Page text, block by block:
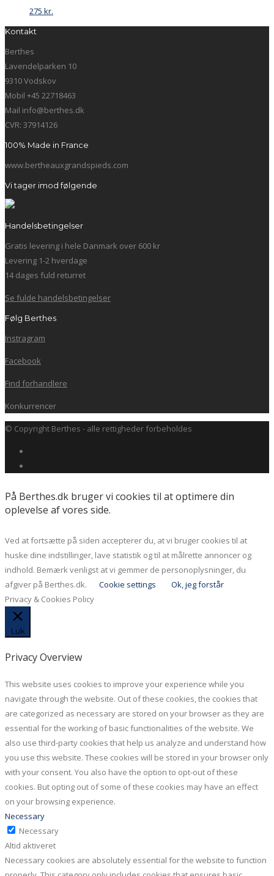
275 kr.
Kontakt
Berthes
Lavendelparken 10
9310 Vodskov
Mobil +45 22718463
Mail info@berthes.dk
CVR: 37914126
100% Made in France
www.bertheauxgrandspieds.com
Vi tager imod følgende
Handelsbetingelser
Gratis levering i hele Danmark over 600 kr
Levering 1-2 hverdage
14 dages fuld returret
Se fulde handelsbetingelser
Følg Berthes
Instragram
Facebook
Find forhandlere
Konkurrencer
© Copyright Berthes - alle rettigheder forbeholdes
På Berthes.dk bruger vi cookies til at optimere din
oplevelse af vores side.
Ved at fortsætte på siden accepterer du, at vi bruger cookies til at
huske dine indstillinger, lave statistik og til at målrette annoncer og
indhold. Bemærk venligst at vi gemmer de personoplysninger, du
afgiver på Berthes.dk.
Cookie settings
Ok, jeg forstår
Privacy & Cookies Policy
Luk
Privacy Overview
This website uses cookies to improve your experience while you
navigate through the website. Out of these cookies, the cookies that
are categorized as necessary are stored on your browser as they are
essential for the working of basic functionalities of the website. We
also use third-party cookies that help us analyze and understand how
you use this website. These cookies will be stored in your browser only
with your consent. You also have the option to opt-out of these
cookies. But opting out of some of these cookies may have an effect
on your browsing experience.
Necessary
Necessary
Altid aktiveret
Necessary cookies are absolutely essential for the website to function